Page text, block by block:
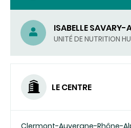
ISABELLE SAVARY-
(ENVOYER
COURRIEL)
UNITÉ DE NUTRITION
LE CENTRE